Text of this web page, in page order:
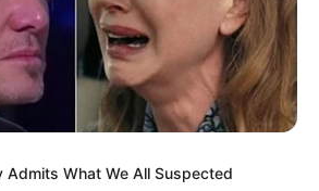
Admits What We All Suspected